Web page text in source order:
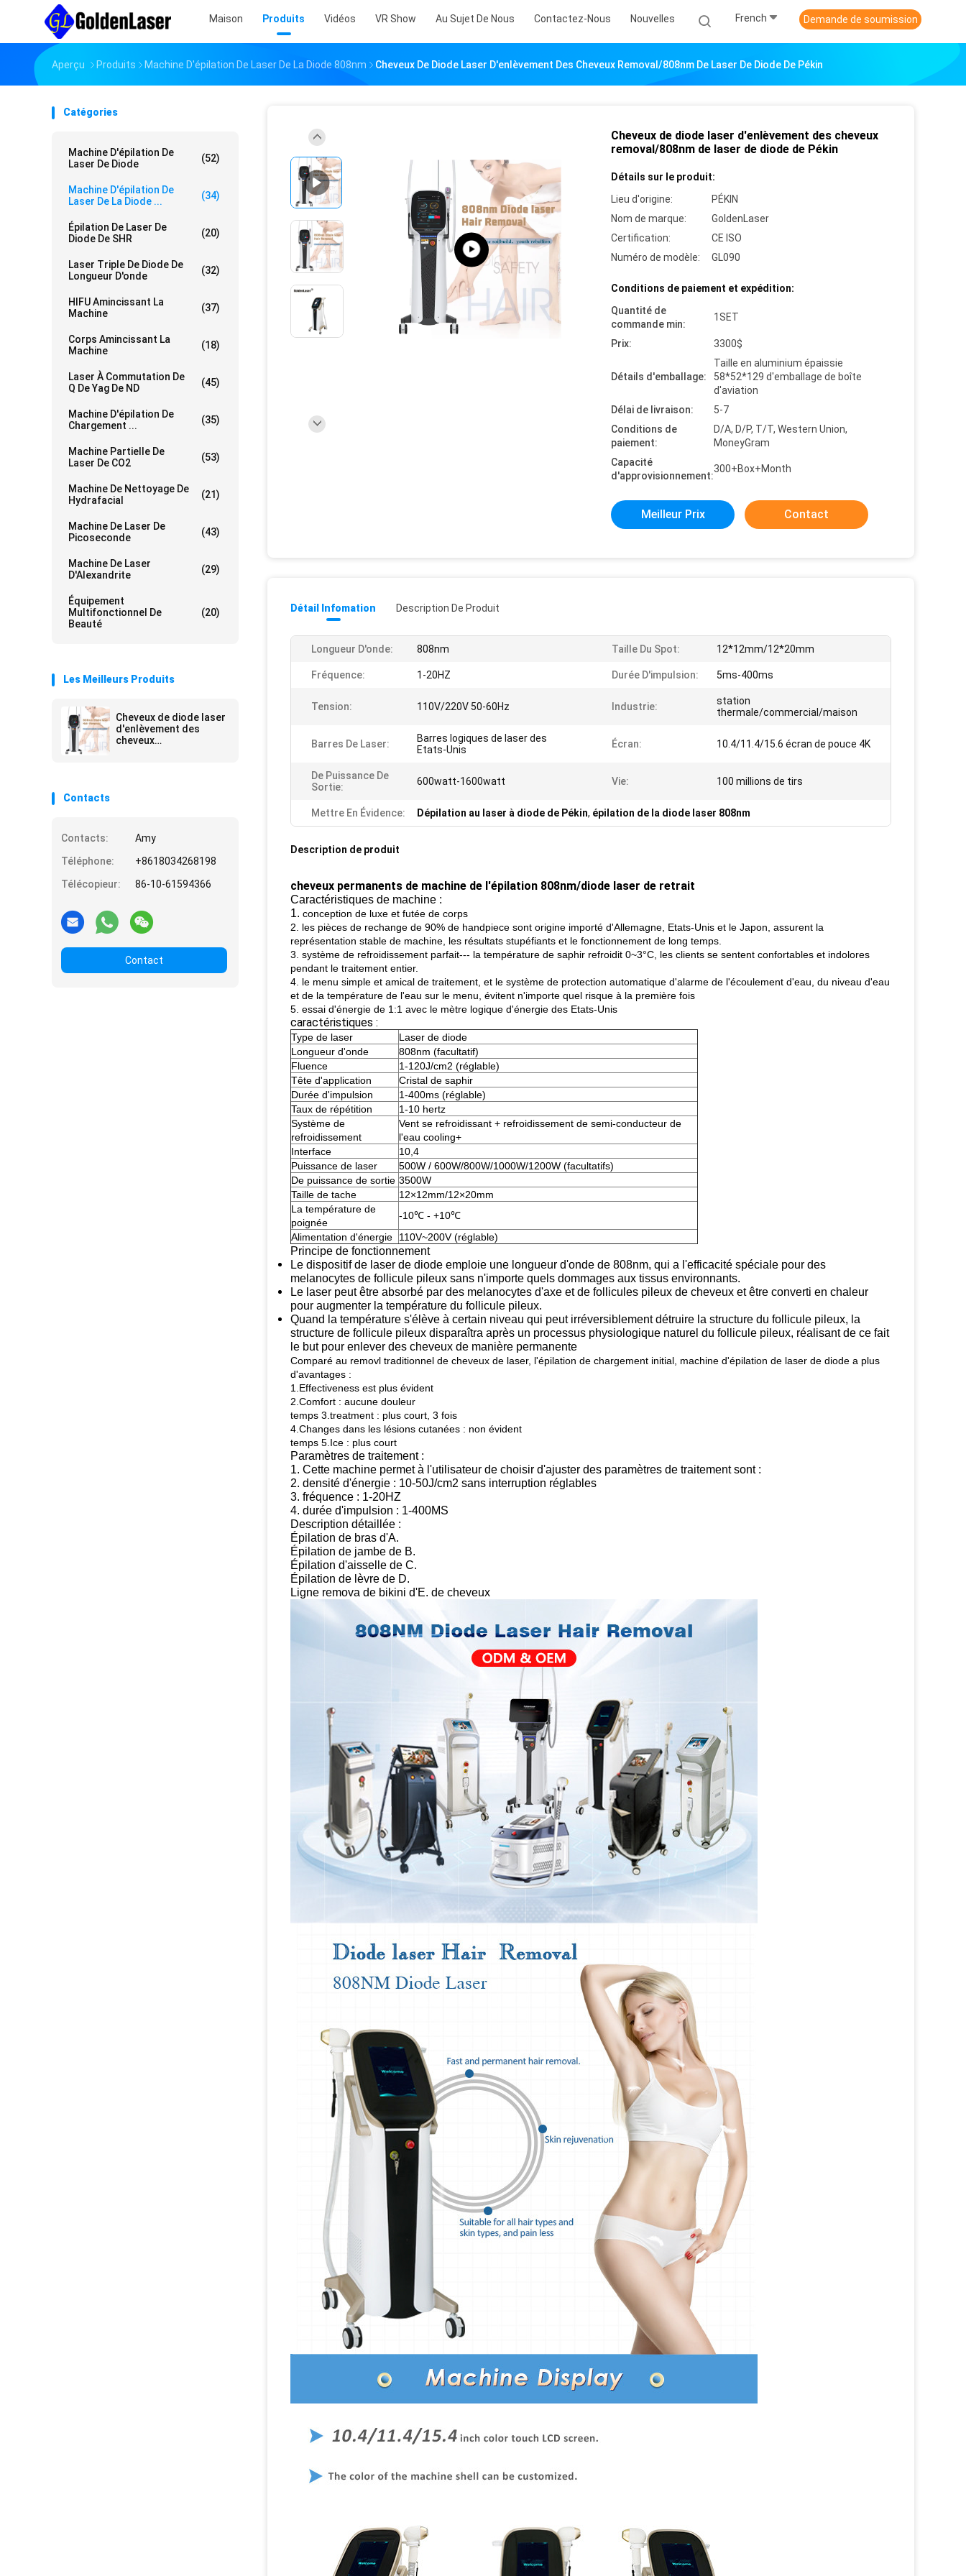
Maison Produits Vidéos VR Show Au Sujet De Nous Contactez-Nous Nouvelles French Demande de soumission
Aperçu Produits Machine D'épilation De Laser De La Diode 808nm Cheveux De Diode Laser D'enlèvement Des Cheveux Removal/808nm De Laser De Diode De Pékin
Catégories
Machine D'épilation De
Laser De Diode
(52)
Machine D'épilation De
Laser De La Diode ...
(34)
Épilation De Laser De
Diode De SHR
(20)
Laser Triple De Diode De
Longueur D'onde
(32)
HIFU Amincissant La
Machine
(37)
Corps Amincissant La
Machine
(18)
Laser À Commutation De
Q De Yag De ND
(45)
Machine D'épilation De
Chargement ...
(35)
Machine Partielle De
Laser De CO2
(53)
Machine De Nettoyage De
Hydrafacial
(21)
Machine De Laser De
Picoseconde
(43)
Machine De Laser
D'Alexandrite
(29)
Équipement
Multifonctionnel De
Beauté
(20)
Les Meilleurs Produits
Cheveux de diode laser
d'enlèvement des
cheveux
Contacts
Contacts:
Amy
Téléphone:
+8618034268198
Télécopieur:
86-10-61594366
Contact
Cheveux de diode laser d'enlèvement des cheveux
removal/808nm de laser de diode de Pékin
Détails sur le produit:
Lieu d'origine:
PÉKIN
Nom de marque:
GoldenLaser
Certification:
CE ISO
Numéro de modèle:
GL090
Conditions de paiement et expédition:
Quantité de
commande min:
1SET
Prix: 3300$
Détails d'emballage:
Taille en aluminium épaissie
58*52*129 d'emballage de boîte
d'aviation
Délai de livraison:
5-7
Conditions de
paiement:
D/A, D/P, T/T, Western Union,
MoneyGram
Capacité
d'approvisionnement:
300+Box+Month
Meilleur Prix Contact
Détail Infomation Description De Produit
Longueur D'onde: 808nm Taille Du Spot: 12*12mm/12*20mm
Fréquence: 1-20HZ Durée D'impulsion: 5ms-400ms
Tension: 110V/220V 50-60Hz Industrie:
station
thermale/commercial/maison
Barres De Laser:
Barres logiques de laser des
Etats-Unis
Écran: 10.4/11.4/15.6 écran de pouce 4K
De Puissance De
Sortie:
600watt-1600watt Vie: 100 millions de tirs
Mettre En Évidence: Dépilation au laser à diode de Pékin, épilation de la diode laser 808nm
Description de produit
cheveux permanents de machine de l'épilation 808nm/diode laser de retrait
Caractéristiques de machine :
1. conception de luxe et futée de corps
2. les pièces de rechange de 90% de handpiece sont origine importé d'Allemagne, Etats-Unis et le Japon, assurent la
représentation stable de machine, les résultats stupéfiants et le fonctionnement de long temps.
3. système de refroidissement parfait--- la température de saphir refroidit 0~3°C, les clients se sentent confortables et indolores
pendant le traitement entier.
4. le menu simple et amical de traitement, et le système de protection automatique d'alarme de l'écoulement d'eau, du niveau d'eau
et de la température de l'eau sur le menu, évitent n'importe quel risque à la première fois
5. essai d'énergie de 1:1 avec le mètre logique d'énergie des Etats-Unis
caractéristiques :
Type de laser
Laser de diode
Longueur d'onde
808nm (facultatif)
Fluence
1-120J/cm2 (réglable)
Tête d'application
Cristal de saphir
Durée d'impulsion
1-400ms (réglable)
Taux de répétition
1-10 hertz
Système de
refroidissement
Vent se refroidissant + refroidissement de semi-conducteur de
l'eau cooling+
Interface
10,4
Puissance de laser
500W / 600W/800W/1000W/1200W (facultatifs)
De puissance de sortie 3500W
Taille de tache
12×12mm/12×20mm
La température de
poignée
-10℃ - +10℃
Alimentation d'énergie
110V~200V (réglable)
Principe de fonctionnement
Le dispositif de laser de diode emploie une longueur d'onde de 808nm, qui a l'efficacité spéciale pour des
melanocytes de follicule pileux sans n'importe quels dommages aux tissus environnants.
Le laser peut être absorbé par des melanocytes d'axe et de follicules pileux de cheveux et être converti en chaleur
pour augmenter la température du follicule pileux.
Quand la température s'élève à certain niveau qui peut irréversiblement détruire la structure du follicule pileux, la
structure de follicule pileux disparaîtra après un processus physiologique naturel du follicule pileux, réalisant de ce fait
le but pour enlever des cheveux de manière permanente
Comparé au removl traditionnel de cheveux de laser, l'épilation de chargement initial, machine d'épilation de laser de diode a plus
d'avantages :
1.Effectiveness est plus évident
2.Comfort : aucune douleur
temps 3.treatment : plus court, 3 fois
4.Changes dans les lésions cutanées : non évident
temps 5.Ice : plus court
Paramètres de traitement :
1. Cette machine permet à l'utilisateur de choisir d'ajuster des paramètres de traitement sont :
2. densité d'énergie : 10-50J/cm2 sans interruption réglables
3. fréquence : 1-20HZ
4. durée d'impulsion : 1-400MS
Description détaillée :
Épilation de bras d'A.
Épilation de jambe de B.
Épilation d'aisselle de C.
Épilation de lèvre de D.
Ligne remova de bikini d'E. de cheveux